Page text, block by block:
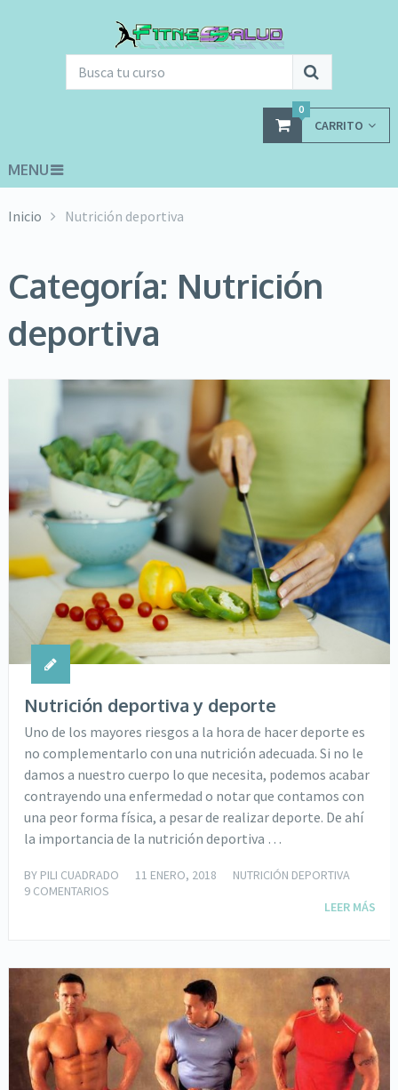
CARRITO
0
MENU
Inicio Nutrición deportiva
Categoría: Nutrición
deportiva
Nutrición deportiva y deporte
Uno de los mayores riesgos a la hora de hacer deporte es
no complementarlo con una nutrición adecuada. Si no le
damos a nuestro cuerpo lo que necesita, podemos acabar
contrayendo una enfermedad o notar que contamos con
una peor forma física, a pesar de realizar deporte. De ahí
la importancia de la nutrición deportiva …
BY PILI CUADRADO 11 ENERO, 2018
NUTRICIÓN DEPORTIVA
9 COMENTARIOS
LEER MÁS